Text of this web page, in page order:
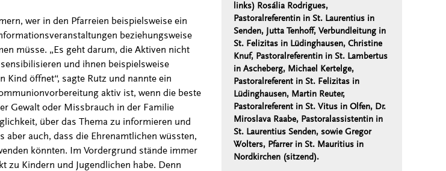
links) Rosália Rodrigues,
Pastoralreferentin in St. Laurentius in
Senden, Jutta Tenhoff, Verbundleitung in
St. Felizitas in Lüdinghausen, Christine
Knuf, Pastoralreferentin in St. Lambertus
in Ascheberg, Michael Kertelge,
Pastoralreferent in St. Felizitas in
Lüdinghausen, Martin Reuter,
Pastoralreferent in St. Vitus in Olfen, Dr.
Miroslava Raabe, Pastoralassistentin in
St. Laurentius Senden, sowie Gregor
Wolters, Pfarrer in St. Mauritius in
Nordkirchen (sitzend).
wer in den Pfarreien beispielsweise ein
beziehungsweise
müsse. „Es geht darum, die Aktiven nicht
und ihnen beispielsweise
öffnet“, sagte Rutz und nannte ein
aktiv ist, wenn die beste
Gewalt oder Missbrauch in der Familie
über das Thema zu informieren und
auch, dass die Ehrenamtlichen wüssten,
könnten. Im Vordergrund stände immer
zu Kindern und Jugendlichen habe. Denn